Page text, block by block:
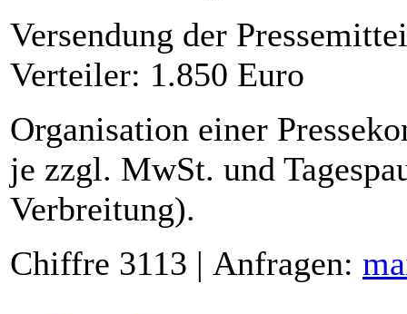
Versendung der
Verteiler: 1.850 Euro
Organisation einer
je zzgl. MwSt. und
Verbreitung).
Chiffre 3113 | Anfragen: